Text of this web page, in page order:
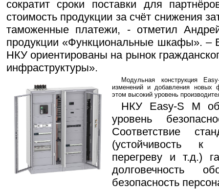
сократит сроки поставки для
стоимость продукции за счёт снижения
таможенные платежи, - отметил
продукции «Функциональные шкафы». –
НКУ ориентированы на рынок
инфраструктуры».
Модульная конструкция
изменений и добавления новых
этом высокий уровень
НКУ Easy-S M
уровень
Соответствие
(устойчивость к
перегреву и т.д.)
долговечность
безопасность